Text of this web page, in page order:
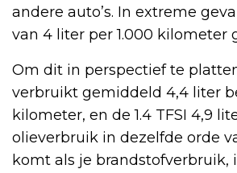
andere auto’s. In extreme
van 4 liter per 1.000 kilometer
Om dit in perspectief te
verbruikt gemiddeld 4,4 liter
kilometer, en de 1.4 TFSI 4,9
olieverbruik in dezelfde orde
komt als je brandstofverbruik,